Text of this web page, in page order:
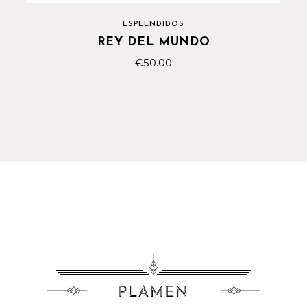
ESPLENDIDOS
REY DEL MUNDO
€50.00